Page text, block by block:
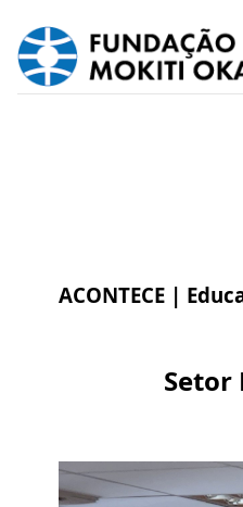
ACONTECE |
Setor